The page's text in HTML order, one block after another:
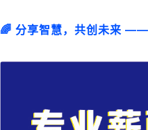
🌈 分享智慧，共创未来